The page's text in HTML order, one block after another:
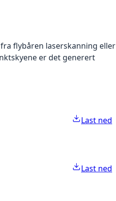
flybåren laserskanning eller
er det generert
Last ned
Last ned